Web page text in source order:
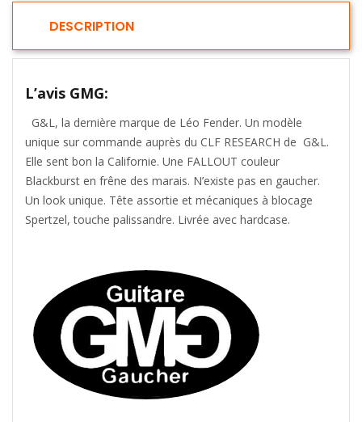
DESCRIPTION
L’avis GMG:
G&L, la dernière marque de Léo Fender. Un modèle
unique sur commande auprès du CLF RESEARCH de G&L.
Elle sent bon la Californie. Une FALLOUT couleur
Blackburst en frêne des marais. N’existe pas en gaucher.
Un look unique. Tête assortie et mécaniques à blocage
Spertzel, touche palissandre. Livrée avec hardcase.